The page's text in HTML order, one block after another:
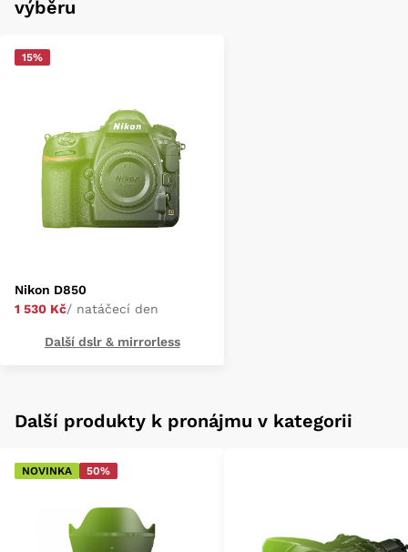
výběru
15%
Nikon D850
1 530 Kč/ natáčecí den
Další dslr & mirrorless
Další produkty k pronájmu v kategorii
NOVINKA 50%